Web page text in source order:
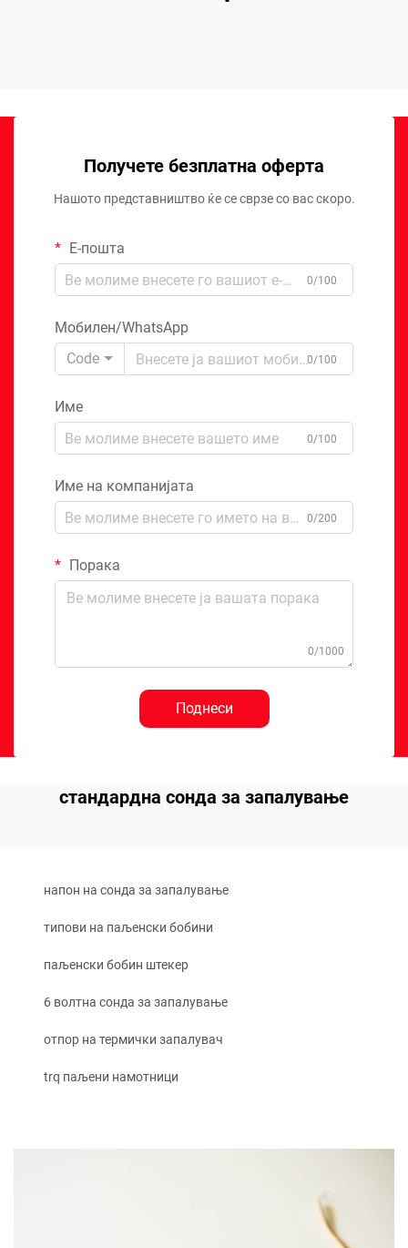
Получете безплатна оферта
Нашото представништво ќе се сврзе со вас скоро.
Е-пошта
0/100
Мобилен/WhatsApp
Code
0/100
Име
0/100
Име на компанијата
0/200
Порака
0/1000
Поднеси
стандардна сонда за запалување
напон на сонда за запалување
типови на паљенски бобини
паљенски бобин штекер
6 волтна сонда за запалување
отпор на термички запалувач
trq паљени намотници